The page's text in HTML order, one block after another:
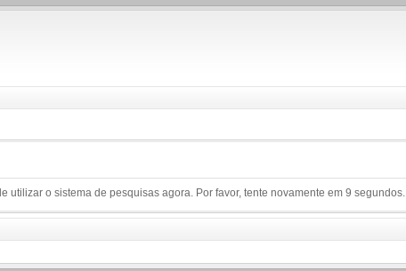
utilizar o sistema de pesquisas agora. Por favor, tente novamente em 9 segundos.